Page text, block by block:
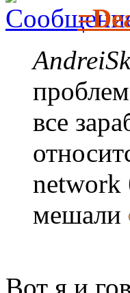
все
network
мешали